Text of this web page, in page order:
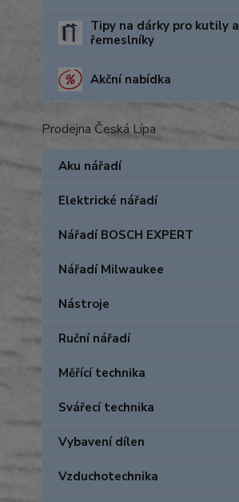
Tipy na dárky pro kutily a
řemeslníky
Akční nabídka
Prodejna Česká Lípa
Aku nářadí
Elektrické nářadí
Nářadí BOSCH EXPERT
Nářadí Milwaukee
Nástroje
Ruční nářadí
Měřící technika
Svářecí technika
Vybavení dílen
Vzduchotechnika